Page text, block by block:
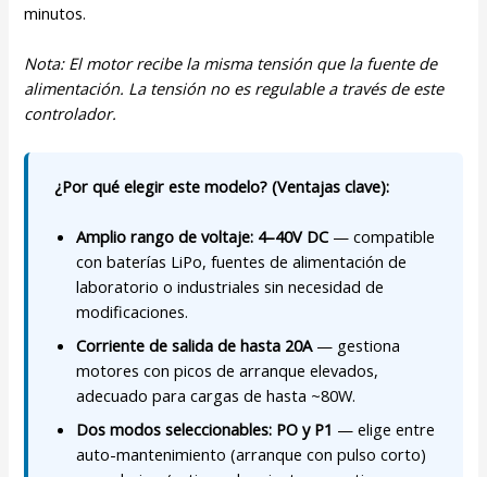
minutos.
Nota: El motor recibe la misma tensión que la fuente de
alimentación. La tensión no es regulable a través de este
controlador.
¿Por qué elegir este modelo? (Ventajas clave):
Amplio rango de voltaje: 4–40V DC— compatible
con baterías LiPo, fuentes de alimentación de
laboratorio o industriales sin necesidad de
modificaciones.
Corriente de salida de hasta 20A— gestiona
motores con picos de arranque elevados,
adecuado para cargas de hasta ~80W.
Dos modos seleccionables: PO y P1 — elige entre
auto-mantenimiento (arranque con pulso corto)